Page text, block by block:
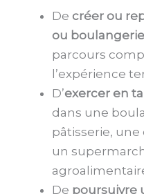
De créer ou
ou
parcours
l’expérience
D’exercer en
dans une
pâtisserie,
un
De poursuivre